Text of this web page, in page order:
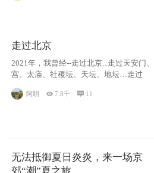
走过北京
2021年，我曾经--走过北京...走过天安门
宫、太庙、社稷坛、天坛、地坛…走过
阿眀 7.8千  11
无法抵御夏日炎炎，来一场京